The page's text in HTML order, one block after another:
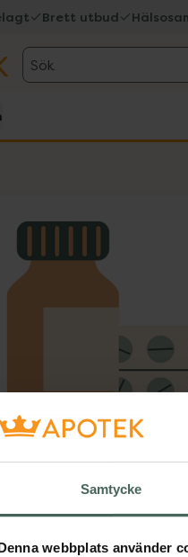
Samtycke
webbplats använder
Brett utbud
Sök
1 objekt.